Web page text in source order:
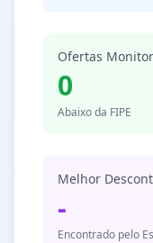
Ofertas
0
Abaixo da FIPE
Melhor
-
Encontrado pelo